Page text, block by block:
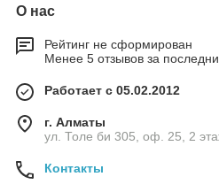
О нас
Рейтинг не сформирован
Менее 5 отзывов за
Работает с 05.02.2012
г. Алматы
ул. Толе би 305, оф. 25, 2
Контакты